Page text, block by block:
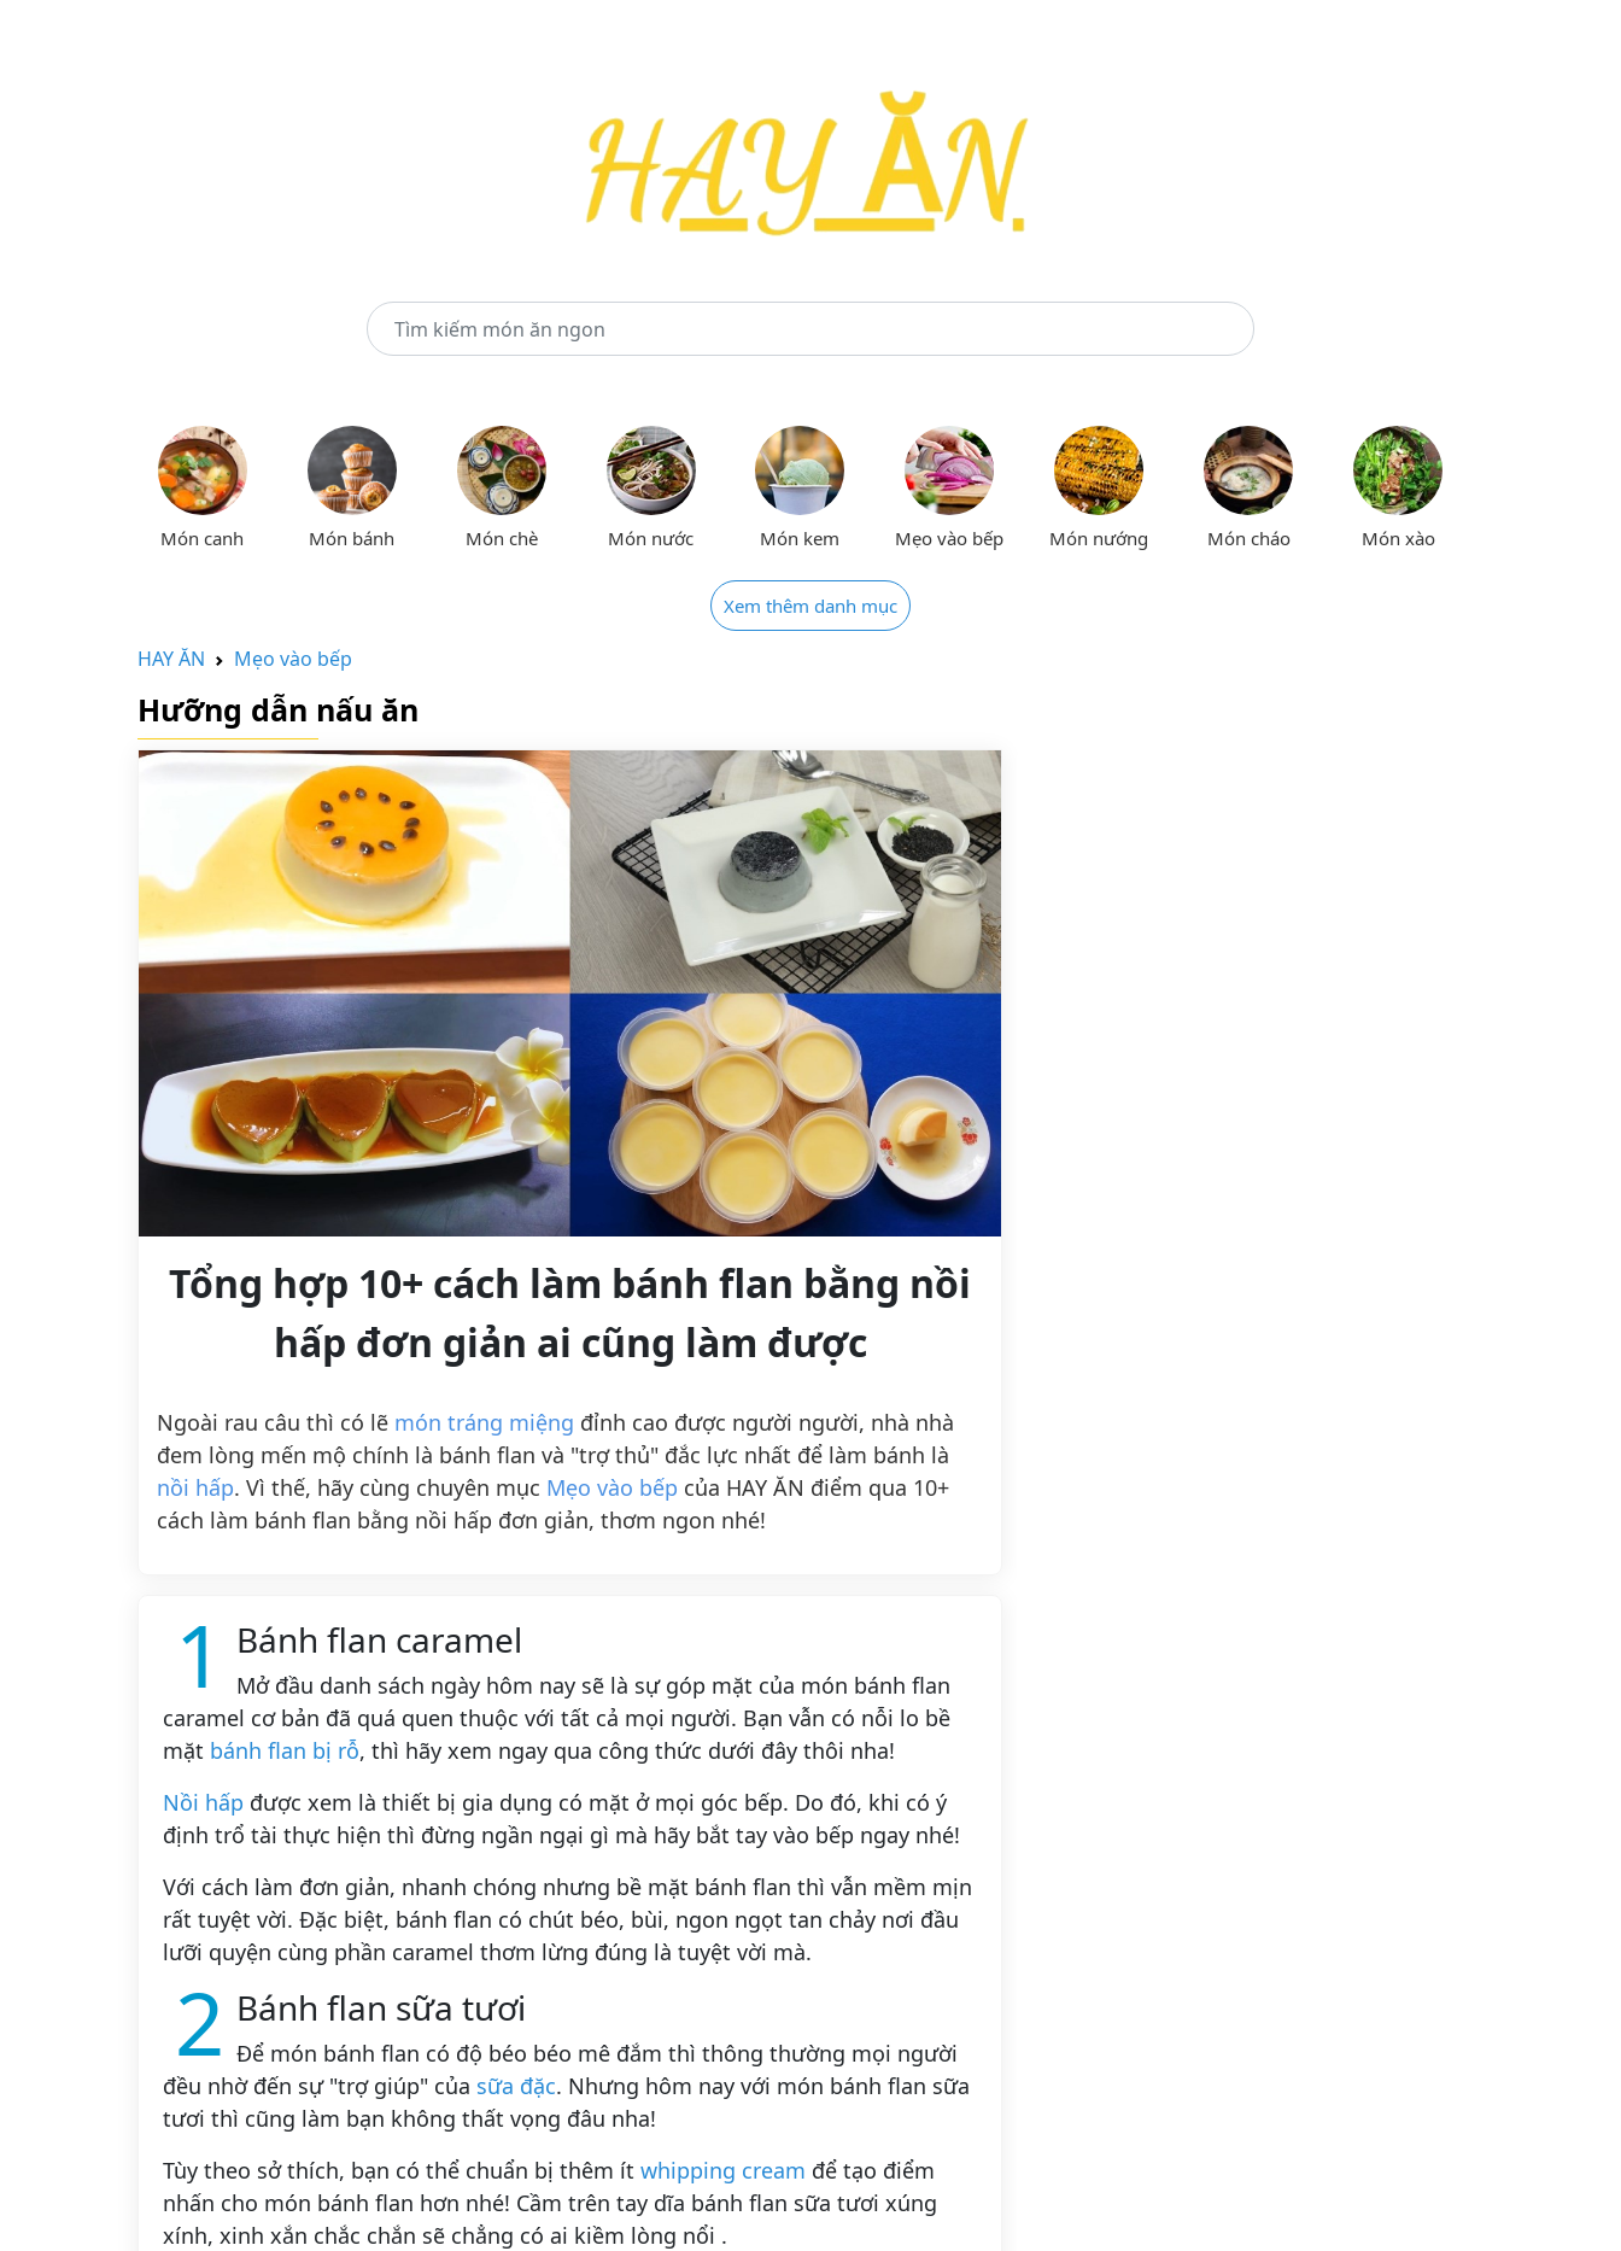
Món canh Món bánh Món chè Món nước Món kem Mẹo vào bếp Món nướng Món cháo Món xào
Xem thêm danh mục
HAY ĂN Mẹo vào bếp
Hưỡng dẫn nấu ăn
Tổng hợp 10+ cách làm bánh flan bằng nồi
hấp đơn giản ai cũng làm được
Ngoài rau câu thì có lẽ món tráng miệng đỉnh cao được người người, nhà nhà
đem lòng mến mộ chính là bánh flan và "trợ thủ" đắc lực nhất để làm bánh là
nồi hấp. Vì thế, hãy cùng chuyên mục Mẹo vào bếp của HAY ĂN điểm qua 10+
cách làm bánh flan bằng nồi hấp đơn giản, thơm ngon nhé!
1 Bánh flan caramel
Mở đầu danh sách ngày hôm nay sẽ là sự góp mặt của món bánh flan
caramel cơ bản đã quá quen thuộc với tất cả mọi người. Bạn vẫn có nỗi lo bề
mặt bánh flan bị rỗ, thì hãy xem ngay qua công thức dưới đây thôi nha!
Nồi hấp được xem là thiết bị gia dụng có mặt ở mọi góc bếp. Do đó, khi có ý
định trổ tài thực hiện thì đừng ngần ngại gì mà hãy bắt tay vào bếp ngay nhé!
Với cách làm đơn giản, nhanh chóng nhưng bề mặt bánh flan thì vẫn mềm mịn
rất tuyệt vời. Đặc biệt, bánh flan có chút béo, bùi, ngon ngọt tan chảy nơi đầu
lưỡi quyện cùng phần caramel thơm lừng đúng là tuyệt vời mà.
2 Bánh flan sữa tươi
Để món bánh flan có độ béo béo mê đắm thì thông thường mọi người
đều nhờ đến sự "trợ giúp" của sữa đặc. Nhưng hôm nay với món bánh flan sữa
tươi thì cũng làm bạn không thất vọng đâu nha!
Tùy theo sở thích, bạn có thể chuẩn bị thêm ít whipping cream để tạo điểm
nhấn cho món bánh flan hơn nhé! Cầm trên tay dĩa bánh flan sữa tươi xúng
xính, xinh xắn chắc chắn sẽ chẳng có ai kiềm lòng nổi .